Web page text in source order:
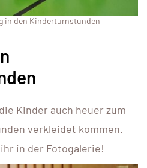
in den Kinderturnstunden
Kinder auch heuer zum
verkleidet kommen.
in der Fotogalerie!